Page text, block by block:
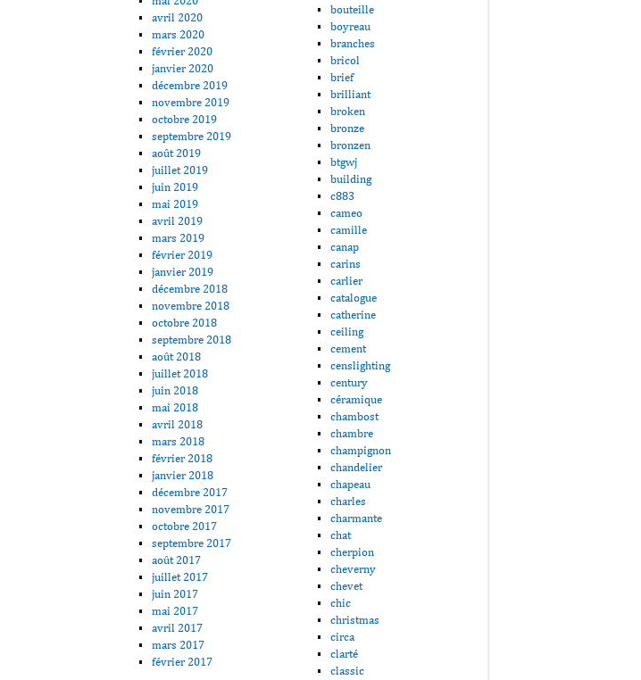
avril 2020
mars 2020
février 2020
janvier 2020
décembre 2019
novembre 2019
octobre 2019
septembre 2019
août 2019
juillet 2019
juin 2019
mai 2019
avril 2019
mars 2019
février 2019
janvier 2019
décembre 2018
novembre 2018
octobre 2018
septembre 2018
août 2018
juillet 2018
juin 2018
mai 2018
avril 2018
mars 2018
février 2018
janvier 2018
décembre 2017
novembre 2017
octobre 2017
septembre 2017
août 2017
juillet 2017
juin 2017
mai 2017
avril 2017
mars 2017
février 2017
bouteille
boyreau
branches
bricol
brief
brilliant
broken
bronze
bronzen
btgwj
building
c883
cameo
camille
canap
carins
carlier
catalogue
catherine
ceiling
cement
censlighting
century
céramique
chambost
chambre
champignon
chandelier
chapeau
charles
charmante
chat
cherpion
cheverny
chevet
chic
christmas
circa
clarté
classic